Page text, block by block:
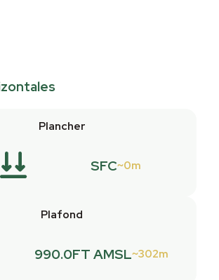
Plancher
SFC 0m
Plafond
990.0FT AMSL 302m